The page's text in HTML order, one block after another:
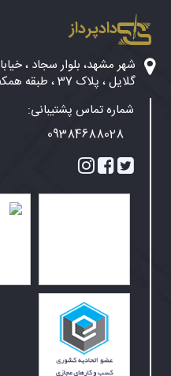
دادپرداز
گلایل ، پلاک 37 ، طبقه همکف
شماره تماس پشتیبانی:
09384688028